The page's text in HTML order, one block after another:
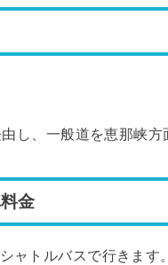
し、一般道を恵那峡方
金
ャトルバスで行きます。